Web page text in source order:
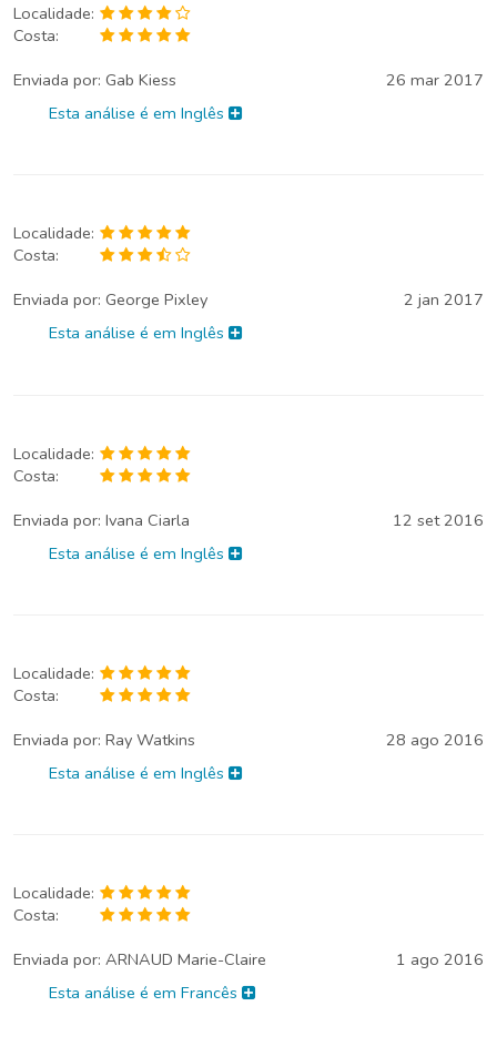
Localidade:
Costa:
Enviada por: Gab Kiess
26 mar 2017
Esta análise é em Inglês
Localidade:
Costa:
Enviada por: George Pixley
2 jan 2017
Esta análise é em Inglês
Localidade:
Costa:
Enviada por: Ivana Ciarla
12 set 2016
Esta análise é em Inglês
Localidade:
Costa:
Enviada por: Ray Watkins
28 ago 2016
Esta análise é em Inglês
Localidade:
Costa:
Enviada por: ARNAUD Marie-Claire
1 ago 2016
Esta análise é em Francês